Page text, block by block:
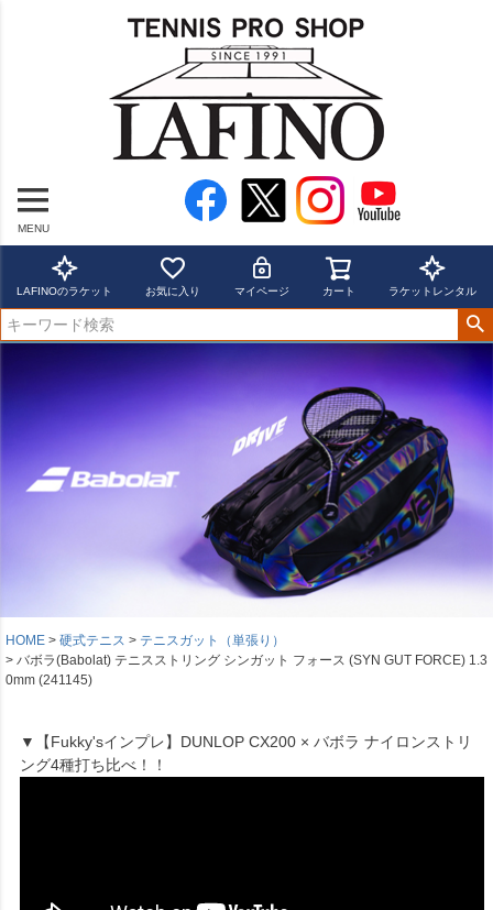
MENU
LAFINOのラケット お気に入り マイページ カート ラケットレンタル
HOME 硬式テニス
テニスガット（単張り）
バボラ(Babolat) テニスストリング シンガット フォース (SYN GUT FORCE) 1.3
0mm (241145)
▼【Fukky'sインプレ】DUNLOP CX200 × バボラ ナイロンストリ
ング4種打ち比べ！！